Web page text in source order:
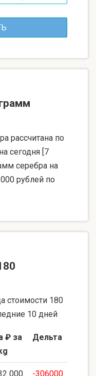
рассчитана по
сегодня [7
серебра на
рублей по
стоимости 180
10 дней
₽ за
Дельта
000 -306000